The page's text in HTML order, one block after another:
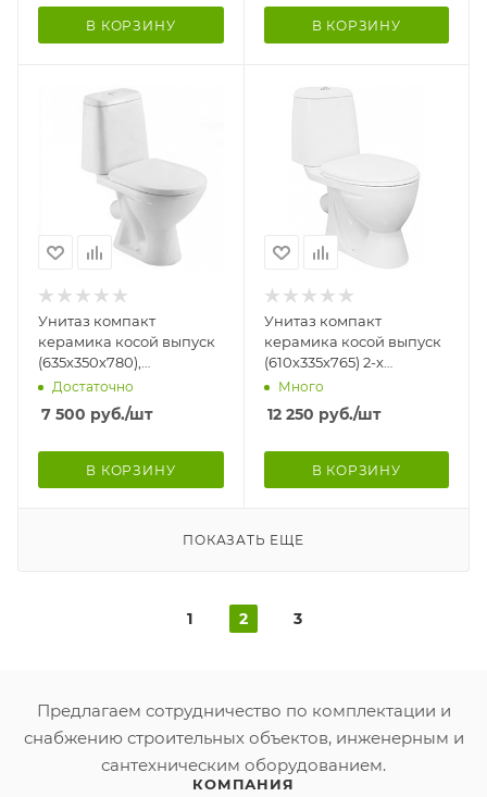
В КОРЗИНУ В КОРЗИНУ
Унитаз компакт
керамика косой выпуск
(635х350х780),
комплектация Эконом,
цвет Белый
Достаточно
7 500 руб./шт
В КОРЗИНУ
Унитаз компакт
керамика косой выпуск
(610х335х765) 2-х
режимная арматура,
сидение ДП Микролифт,
820
Много
12 250 руб./шт
В КОРЗИНУ
ПОКАЗАТЬ ЕЩЕ
1 2 3
Предлагаем сотрудничество по комплектации и
снабжению строительных объектов, инженерным и
сантехническим оборудованием.
КОМПАНИЯ